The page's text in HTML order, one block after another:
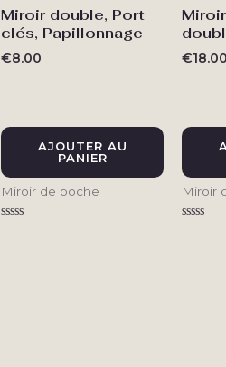
Miroir double, Port
clés, Papillonnage
€8.00
AJOUTER AU
PANIER
Miroir de poche
€18.00
Miroir